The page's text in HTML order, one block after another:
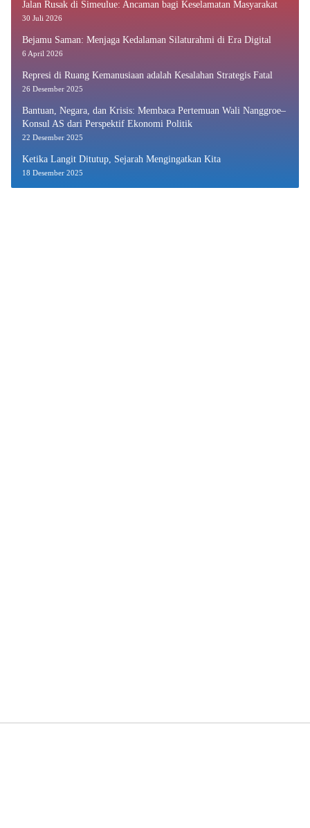
Jalan Rusak di Simeulue: Ancaman bagi Keselamatan Masyarakat
30 Juli 2026
Bejamu Saman: Menjaga Kedalaman Silaturahmi di Era Digital
6 April 2026
Represi di Ruang Kemanusiaan adalah Kesalahan Strategis Fatal
26 Desember 2025
Bantuan, Negara, dan Krisis: Membaca Pertemuan Wali Nanggroe–
Konsul AS dari Perspektif Ekonomi Politik
22 Desember 2025
Ketika Langit Ditutup, Sejarah Mengingatkan Kita
18 Desember 2025